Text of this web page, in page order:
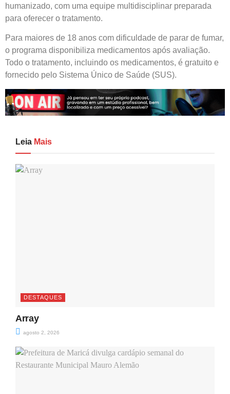
humanizado, com uma equipe multidisciplinar preparada
para oferecer o tratamento.
Para maiores de 18 anos com dificuldade de parar de fumar,
o programa disponibiliza medicamentos após avaliação.
Todo o tratamento, incluindo os medicamentos, é gratuito e
fornecido pelo Sistema Único de Saúde (SUS).
Leia Mais
DESTAQUES
Array
agosto 2, 2026